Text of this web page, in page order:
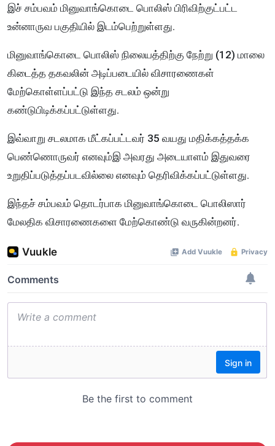
இச் சம்பவம் மினுவாங்கொடை பொலிஸ் பிரிவிற்குட்பட்ட
உன்னாருவ பகுதியில் இடம்பெற்றுள்ளது.
மினுவாங்கொடை பொலிஸ் நிலையத்திற்கு நேற்று (12) மாலை
கிடைத்த தகவலின் அடிப்படையில் விசாரணைகள்
மேற்கொள்ளப்பட்டு இந்த சடலம் ஒன்று
கண்டுபிடிக்கப்பட்டுள்ளது.
இவ்வாறு சடலமாக மீட்கப்பட்டவர் 35 வயது மதிக்கத்தக்க
பெண்ணொருவர் எனவும்இ அவரது அடையாளம் இதுவரை
உறுதிப்படுத்தப்படவில்லை எனவும் தெரிவிக்கப்பட்டுள்ளது.
இந்தச் சம்பவம் தொடர்பாக மினுவாங்கொடை பொலிஸார்
மேலதிக விசாரணைகளை மேற்கொண்டு வருகின்றனர்.